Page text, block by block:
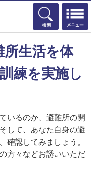
検索
所生活を体
練を実施し
いるのか、避難所の開
して、あなた自身の避
確認してみましょう。
方々などお誘いいただ